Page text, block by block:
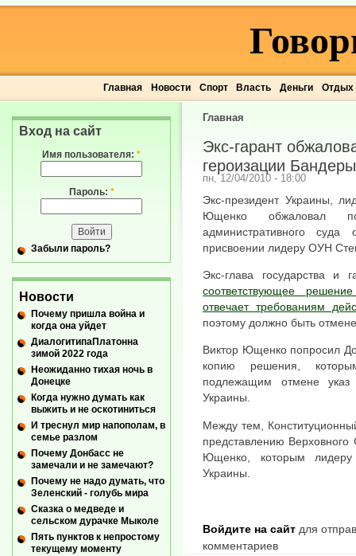
Главная Новости Спорт Власть Деньги Отдых
Главная
Экс-гарант
героизации Бандеры
пн, 12/04/2010 - 18:00
Экс-президент Украины,
Ющенко обжаловал
административного
присвоении лидеру ОУН
Экс-глава государства и
соответствующее
отвечает требованиям
поэтому должно быть
Виктор Ющенко попросил
копию решения,
подлежащим отмене
Украины.
Между тем,
представлению Верховного
Ющенко, которым
Украины.
Войдите на сайт для
комментариев
Вход на сайт
Имя пользователя: *
Пароль: *
Забыли пароль?
Новости
Почему пришла война и
когда она уйдет
ДиалогитипаПлатонна
зимой 2022 года
Неожиданно тихая ночь в
Донецке
Когда нужно думать как
выжить и не оскотиниться
И треснул мир напополам, в
семье разлом
Почему Донбасс не
замечали и не замечают?
Почему не надо думать, что
Зеленский - голубь мира
Сказка о медведе и
сельском дурачке Мыколе
Пять пунктов к непростому
текущему моменту